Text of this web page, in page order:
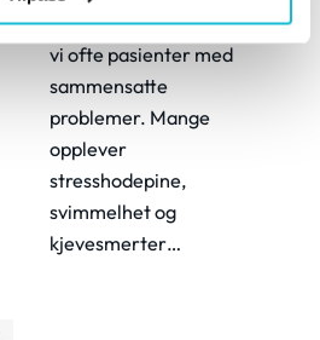
Kiropraktorsenter møter
vi ofte pasienter med
sammensatte
problemer. Mange
opplever
stresshodepine,
svimmelhet og
kjevesmerter…